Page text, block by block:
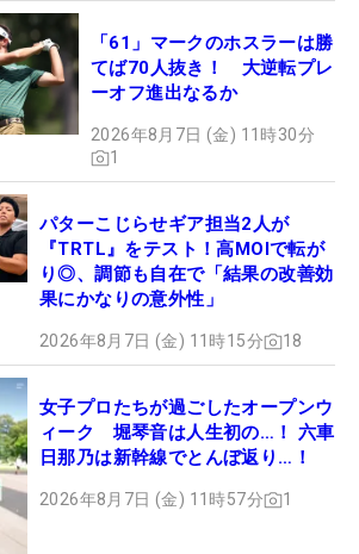
「61」マークのホスラーは勝
てば70人抜き！ 大逆転プレ
ーオフ進出なるか
2026年8月7日 (金) 11時30分
1
パターこじらせギア担当2人が
『TRTL』をテスト！高MOIで転が
り◎、調節も自在で「結果の改善効
果にかなりの意外性」
2026年8月7日 (金) 11時15分 18
女子プロたちが過ごしたオープンウ
ィーク 堀琴音は人生初の…！ 六車
日那乃は新幹線でとんぼ返り…！
2026年8月7日 (金) 11時57分 1